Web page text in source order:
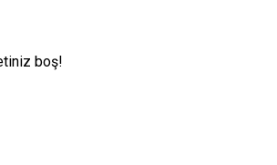
boş!